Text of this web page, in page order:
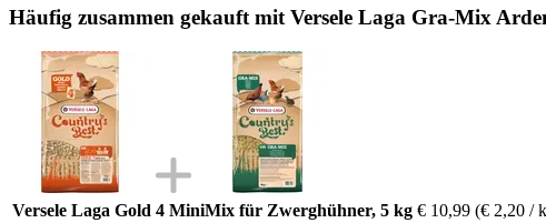
Häufig zusammen gekauft mit Versele Laga Gra-Mix
Versele Laga Gold 4 MiniMix für Zwerghühner, 5 kg € 10,99 (€ 2,20 /